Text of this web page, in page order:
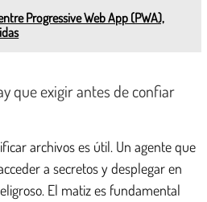
Progressive Web App (PWA),
que exigir antes de confiar
archivos es útil. Un agente que
a secretos y desplegar en
El matiz es fundamental